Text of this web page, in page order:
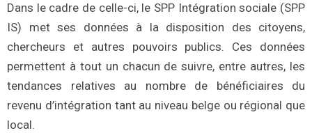
Dans le cadre de celle-ci, le SPP Intégration sociale (SPP
IS) met ses données à la disposition des citoyens,
chercheurs et autres pouvoirs publics. Ces données
permettent à tout un chacun de suivre, entre autres, les
tendances relatives au nombre de bénéficiaires du
revenu d’intégration tant au niveau belge ou régional que
local.